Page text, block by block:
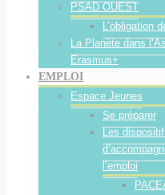
PSAD OUEST
L’obligation
La Planète dans
Erasmus+
EMPLOI
Espace Jeunes
Se préparer
Les
l’emploi